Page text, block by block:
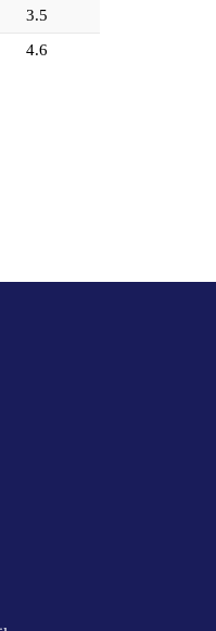
3.5
4.6